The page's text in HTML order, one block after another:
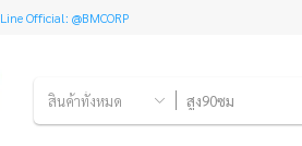
Line Official: @BMCORP
สินค้าทั้งหมด